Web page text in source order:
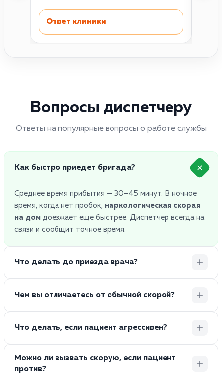
Ответ клиники
Вопросы диспетчеру
Ответы на популярные вопросы о работе службы
Как быстро приедет бригада?
Среднее время прибытия — 30–45 минут. В ночное
время, когда нет пробок, наркологическая скорая
на дом доезжает еще быстрее. Диспетчер всегда на
связи и сообщит точное время.
Что делать до приезда врача?
Чем вы отличаетесь от обычной скорой?
Что делать, если пациент агрессивен?
Можно ли вызвать скорую, если пациент
против?